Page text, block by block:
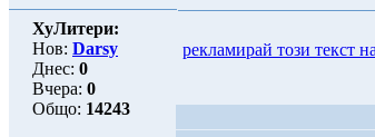
ХуЛитери:
Нов: Darsy
Днес: 0
Вчера: 0
Общо: 14243
рекламирай този текст